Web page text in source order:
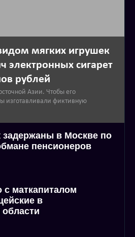
мягких игрушек
электронных сигарет
рублей
Азии. Чтобы его
изготавливали фиктивную
задержаны в Москве по
пенсионеров
маткапиталом
в